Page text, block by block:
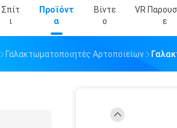
Σπίτ
Ι
Προϊόντ
Α
Βίντε
Ο
VR
Ε
Γαλακτωματοποιητές Αρτοποιείων